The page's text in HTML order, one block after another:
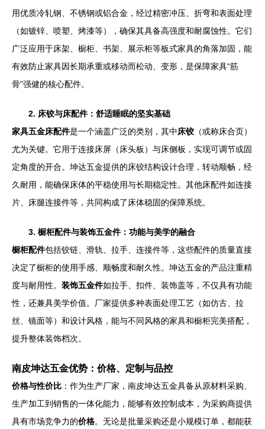
用优质冷轧钢、不锈钢或铝合金，经过精密冲压、折弯和表面处理
（如镀锌、喷塑、烤漆等），确保其具备高强度和耐腐蚀性。它们
广泛应用于床架、橱柜、书架、展示柜等板式家具的角落加固，能
有效防止家具因长期承重或移动而松动、变形，是保障家具“筋
骨”强健的核心配件。
2. 床铰与床配件：舒适睡眠的坚实基础
家具五金床配件是一个涵盖广泛的类别，其中床铰 （或称床合页）
尤为关键。它用于连接床屏（床头板）与床侧板，实现可调节或固
定角度的开合。坤达五金提供的床铰结构设计合理，转动顺畅，经
久耐用，能确保床体的平稳使用与长期稳定性。其他床配件如连接
片、床腿连接件等，共同构成了床体稳固的保障系统。
3. 橱柜配件与装饰五金件：功能与美学的融合
橱柜配件包括铰链、滑轨、拉手、连接件等，这些配件的质量直接
决定了橱柜的使用手感、顺畅度和耐久性。坤达五金的产品注重精
度与耐用性。 装饰五金件如拉手、扣件、装饰盖等，不仅具有功能
性，还兼具美学价值。厂家提供多种表面处理工艺（如仿古、拉
丝、镜面等）和设计风格，能与不同风格的家具和橱柜完美搭配，
提升整体装饰档次。
南皮坤达五金优势：价格、定制与品控
价格与性价比 ：作为生产厂家，南皮坤达五金具备从原材料采购、
生产加工到销售的一体化能力，能够有效控制成本，为采购商提供
具有市场竞争力的价格。无论是批量采购还是小规模订单，都能获